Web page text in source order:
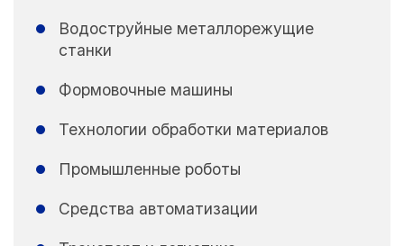
Водоструйные металлорежущие
станки
Формовочные машины
Технологии обработки материалов
Промышленные роботы
Средства автоматизации